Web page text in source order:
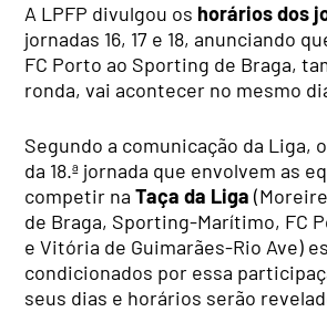
A LPFP divulgou os horários dos
jornadas 16, 17 e 18, anunciando
FC Porto ao Sporting de Braga,
ronda, vai acontecer no mesmo
Segundo a comunicação da Liga,
da 18.ª jornada que envolvem as
competir naTaça da Liga
de Braga, Sporting-Marítimo, FC
e Vitória de Guimarães-Rio Ave)
condicionados por essa
seus dias e horários serão